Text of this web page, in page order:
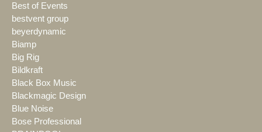
Best of Events
bestvent group
beyerdynamic
Biamp
Big Rig
Bildkraft
Black Box Music
Blackmagic Design
Blue Noise
Bose Professional